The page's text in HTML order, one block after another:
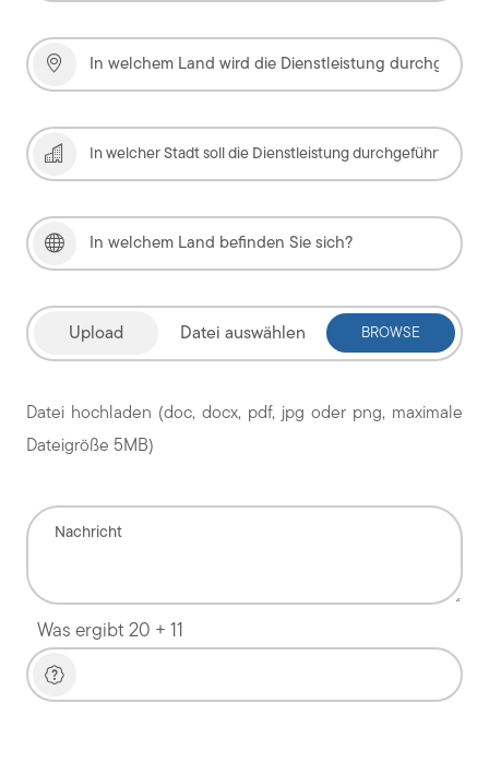
Datei auswählen
Datei hochladen (doc, docx, pdf, jpg oder png, maximale
Dateigröße 5MB)
Was ergibt 20 + 11